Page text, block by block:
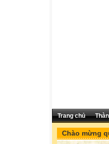
Trang chủ
Chào mừng